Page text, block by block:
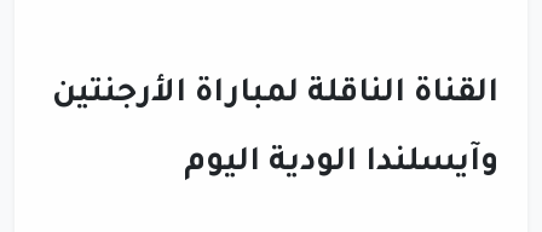
القناة الناقلة لمباراة الأرجنتين
وآيسلندا الودية اليوم